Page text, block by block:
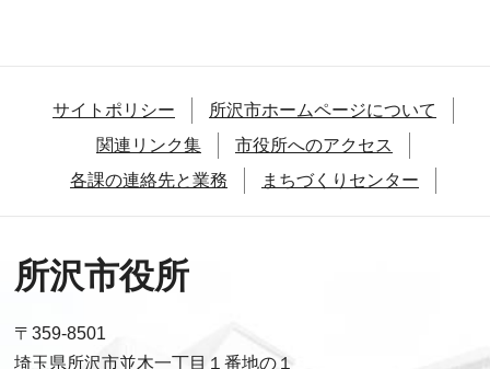
サイトポリシー
所沢市ホームページについて
関連リンク集
市役所へのアクセス
各課の連絡先と業務
まちづくりセンター
所沢市役所
〒359-8501
埼玉県所沢市並木一丁目１番地の１